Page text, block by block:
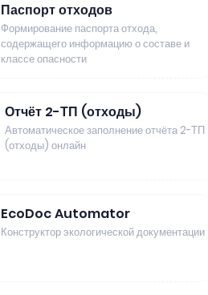
Паспорт отходов
Формирование паспорта отхода,
содержащего информацию о составе и
классе опасности
Отчёт 2-ТП (отходы)
Автоматическое заполнение отчёта 2-ТП
(отходы) онлайн
EcoDoc Automator
Конструктор экологической документации